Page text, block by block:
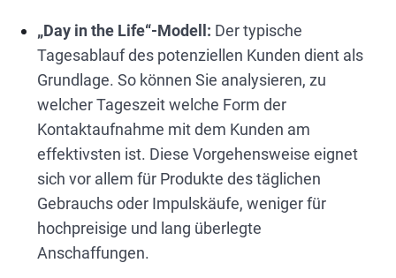
„Day in the Life“-Modell: Der typische
Tagesablauf des potenziellen Kunden dient als
Grundlage. So können Sie analysieren, zu
welcher Tageszeit welche Form der
Kontaktaufnahme mit dem Kunden am
effektivsten ist. Diese Vorgehensweise eignet
sich vor allem für Produkte des täglichen
Gebrauchs oder Impulskäufe, weniger für
hochpreisige und lang überlegte
Anschaffungen.